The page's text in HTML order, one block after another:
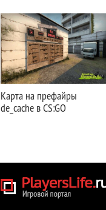
Карта на префайры
de_cache в CS:GO